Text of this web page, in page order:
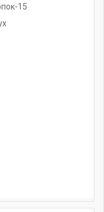
15